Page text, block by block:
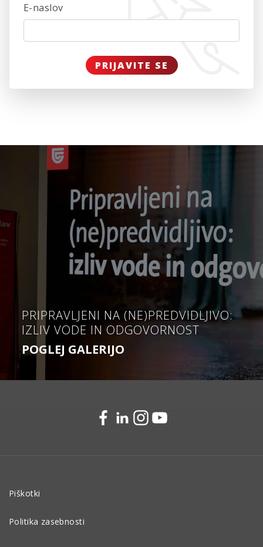
E-naslov
PRIJAVITE SE
PRIPRAVLJENI NA (NE)PREDVIDLJIVO:
IZLIV VODE IN ODGOVORNOST
POGLEJ GALERIJO
Piškotki
Politika zasebnosti